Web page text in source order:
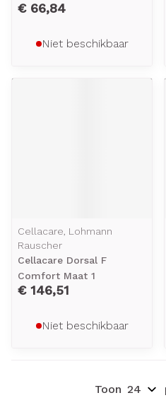
€ 66,84
Niet beschikbaar
Cellacare, Lohmann
Rauscher
Cellacare Dorsal F
Comfort Maat 1
€ 146,51
Niet beschikbaar
Toon